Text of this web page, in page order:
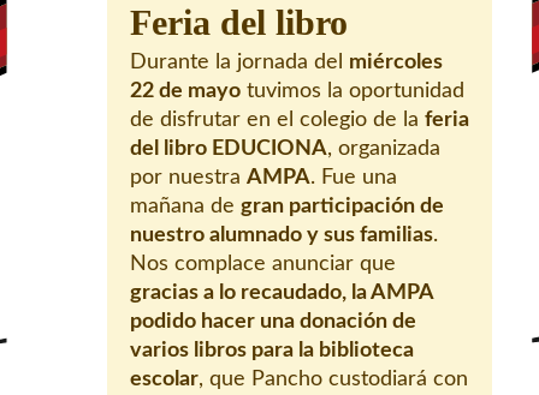
Feria del libro
Durante la jornada del miércoles
22 de mayo tuvimos la oportunidad
de disfrutar en el colegio de la feria
del libro EDUCIONA, organizada
por nuestra AMPA. Fue una
mañana de gran participación de
nuestro alumnado y sus familias.
Nos complace anunciar que
gracias a lo recaudado, la AMPA
podido hacer una donación de
varios libros para la biblioteca
escolar, que Pancho custodiará con